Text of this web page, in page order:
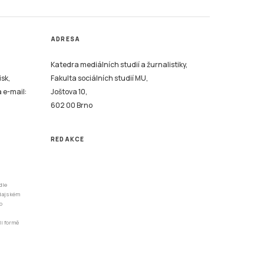
e-mail:
formě
ADRESA
Katedra mediálních studií a žurnalistiky,
Fakulta sociálních studií MU,
Joštova 10,
602 00 Brno
REDAKCE